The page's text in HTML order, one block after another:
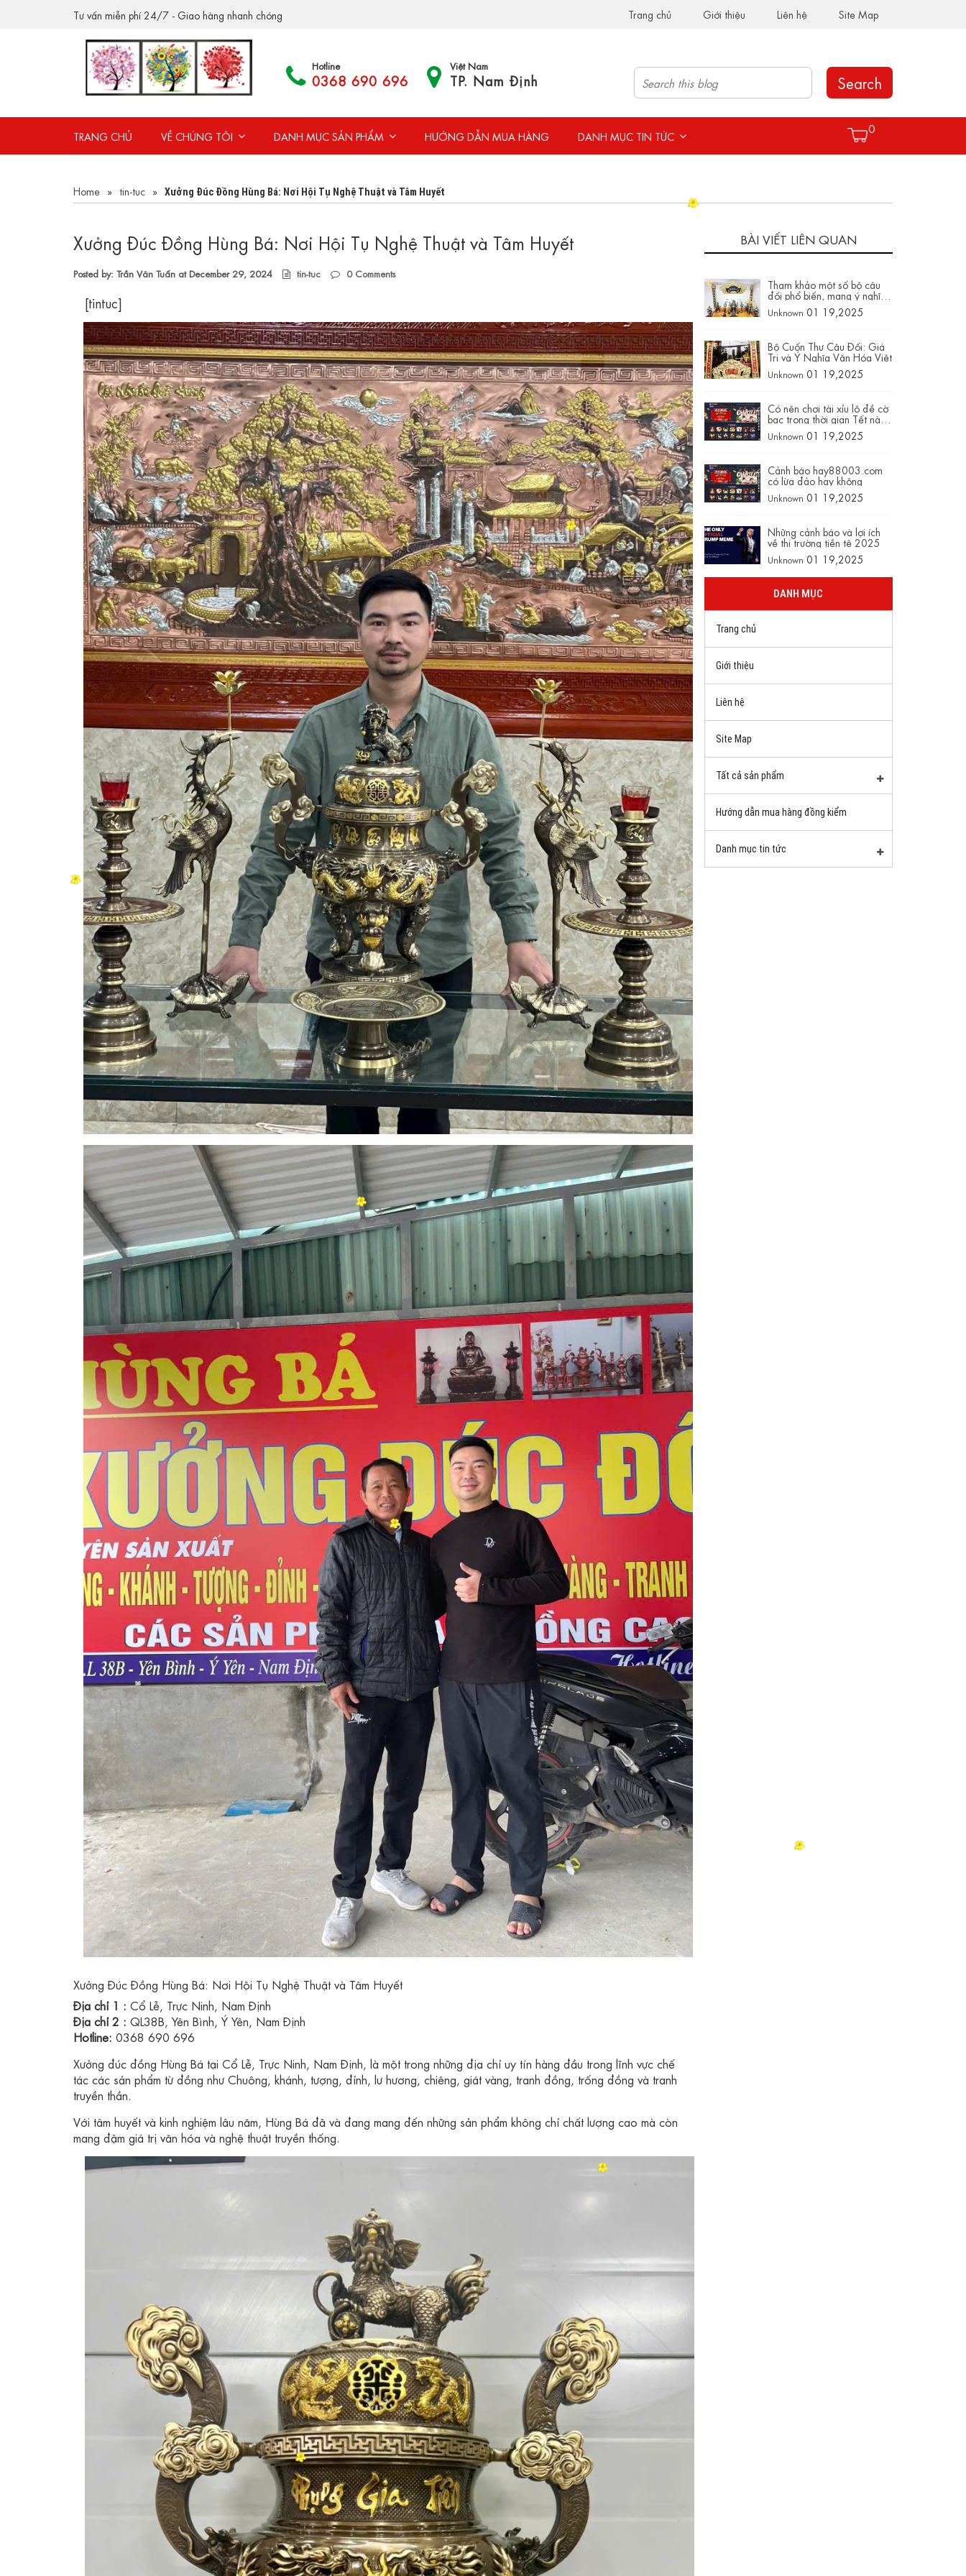
Tư vấn miễn phí 24/7 - Giao hàng nhanh chóng Trang chủ Giới thiệu Liên hệ Site Map
Hotline
0368 690 696
Việt Nam
TP. Nam Định Search
TRANG CHỦ VỀ CHÚNG TÔI DANH MỤC SẢN PHẨM HƯỚNG DẪN MUA HÀNG DANH MỤC TIN TỨC
0
Home » tin-tuc » Xưởng Đúc Đồng Hùng Bá: Nơi Hội Tụ Nghệ Thuật và Tâm Huyết
Xưởng Đúc Đồng Hùng Bá: Nơi Hội Tụ Nghệ Thuật và Tâm Huyết
Posted by: Trần Văn Tuấn at December 29, 2024 tin-tuc 0Comments
[tintuc]
Xưởng Đúc Đồng Hùng Bá: Nơi Hội Tụ Nghệ Thuật và Tâm Huyết
Địa chỉ 1 : Cổ Lễ, Trực Ninh, Nam Định
Địa chỉ 2 : QL38B, Yên Bình, Ý Yên, Nam Định
Hotline: 0368 690 696
Xưởng đúc đồng Hùng Bá tại Cổ Lễ, Trực Ninh, Nam Định, là một trong những địa chỉ uy tín hàng đầu trong lĩnh vực chế
tác các sản phẩm từ đồng như Chuông, khánh, tượng, đỉnh, lư hương, chiêng, giát vàng, tranh đồng, trống đồng và tranh
truyền thần.
Với tâm huyết và kinh nghiệm lâu năm, Hùng Bá đã và đang mang đến những sản phẩm không chỉ chất lượng cao mà còn
mang đậm giá trị văn hóa và nghệ thuật truyền thống.
BÀI VIẾT LIÊN QUAN
Tham khảo một số bộ câu
đối phổ biến, mang ý nghĩa
sâu sắc trong thờ cúng và
truyền thống văn hóa Việt
Unknown 01 19,2025
Bộ Cuốn Thư Câu Đối: Giá
Trị và Ý Nghĩa Văn Hóa Việt
Unknown 01 19,2025
Có nên chơi tài xỉu lô đề cờ
bạc trong thời gian Tết này
không trên hay88003.com
Unknown 01 19,2025
Cảnh báo hay88003.com
có lừa đảo hay không
Unknown 01 19,2025
Những cảnh báo và lợi ích
về thị trường tiền tệ 2025
Unknown 01 19,2025
DANH MỤC
Trang chủ
Giới thiệu
Liên hệ
Site Map
Tất cả sản phẩm
Hướng dẫn mua hàng đồng kiểm
Danh mục tin tức